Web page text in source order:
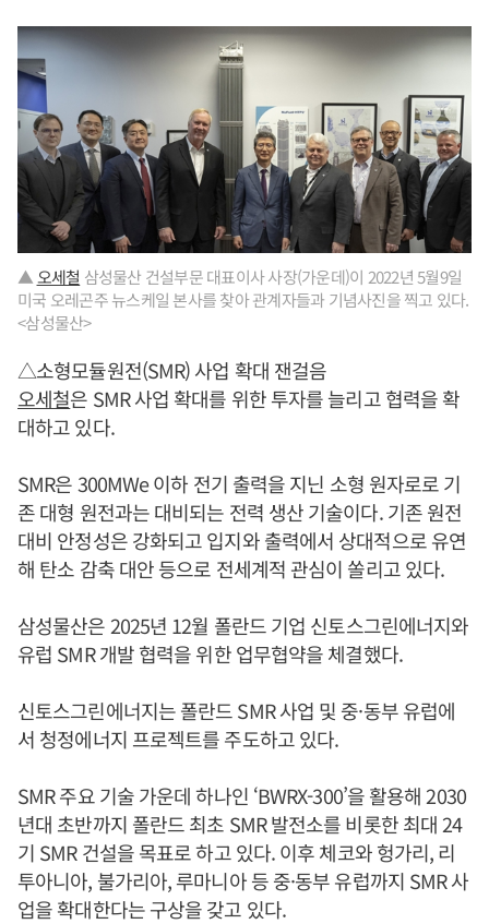
▲오세철 삼성물산 건설부문 대표이사 사장(가운데)이 2022년 5월9일
미국 오레곤주 뉴스케일 본사를 찾아 관계자들과 기념사진을 찍고 있다.
<삼성물산>
△소형모듈원전(SMR) 사업 확대 잰걸음
오세철은 SMR 사업 확대를 위한 투자를 늘리고 협력을 확
대하고 있다.
SMR은 300MWe 이하 전기 출력을 지닌 소형 원자로로 기
존 대형 원전과는 대비되는 전력 생산 기술이다. 기존 원전
대비 안정성은 강화되고 입지와 출력에서 상대적으로 유연
해 탄소 감축 대안 등으로 전세계적 관심이 쏠리고 있다.
삼성물산은 2025년 12월 폴란드 기업 신토스그린에너지와
유럽 SMR 개발 협력을 위한 업무협약을 체결했다.
신토스그린에너지는 폴란드 SMR 사업 및 중·동부 유럽에
서 청정에너지 프로젝트를 주도하고 있다.
SMR 주요 기술 가운데 하나인 ‘BWRX-300’을 활용해 2030
년대 초반까지 폴란드 최초 SMR 발전소를 비롯한 최대 24
기 SMR 건설을 목표로 하고 있다. 이후 체코와 헝가리, 리
투아니아, 불가리아, 루마니아 등 중·동부 유럽까지 SMR 사
업을 확대한다는 구상을 갖고 있다.